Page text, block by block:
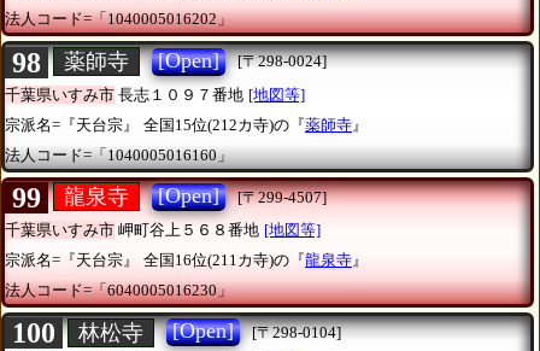
法人コード=「1040005016202」
98 薬師寺 [Open]
[〒298-0024]
千葉県いすみ市 長志１０９７番地 [地図等]
宗派名=『天台宗』
全国15位(212カ寺)の『薬師寺 』
法人コード=「1040005016160」
99 龍泉寺 [Open]
[〒299-4507]
千葉県いすみ市 岬町谷上５６８番地 [地図等]
宗派名=『天台宗』
全国16位(211カ寺)の『龍泉寺 』
法人コード=「6040005016230」
100 林松寺 [Open]
[〒298-0104]